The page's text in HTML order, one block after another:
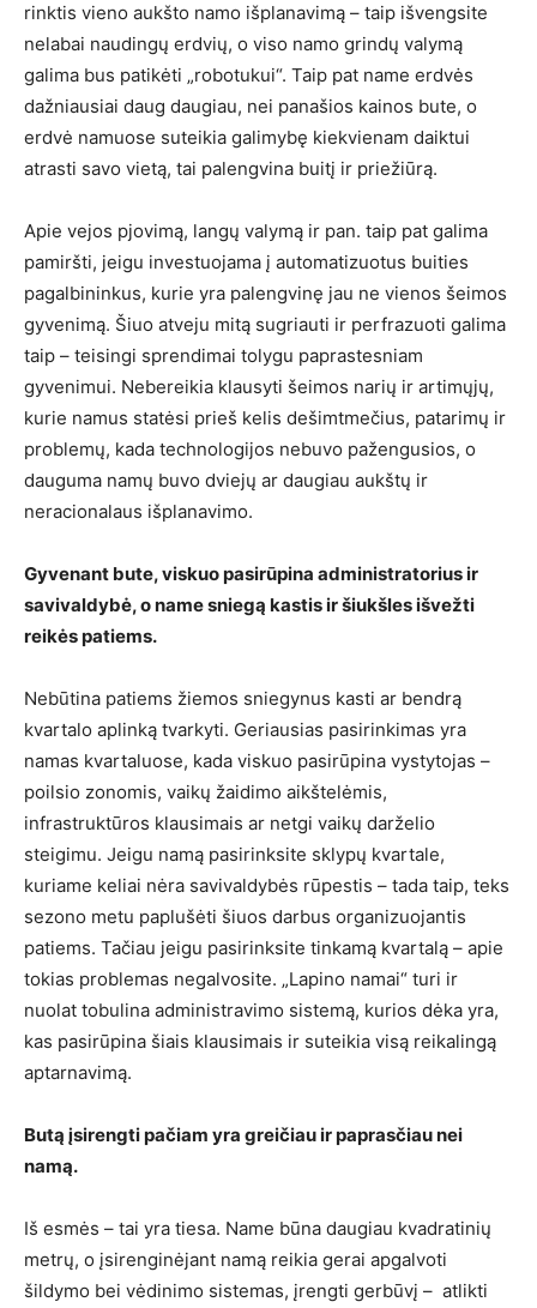
rinktis vieno aukšto namo išplanavimą – taip išvengsite
nelabai naudingų erdvių, o viso namo grindų valymą
galima bus patikėti „robotukui“. Taip pat name erdvės
dažniausiai daug daugiau, nei panašios kainos bute, o
erdvė namuose suteikia galimybę kiekvienam daiktui
atrasti savo vietą, tai palengvina buitį ir priežiūrą.
Apie vejos pjovimą, langų valymą ir pan. taip pat galima
pamiršti, jeigu investuojama į automatizuotus buities
pagalbininkus, kurie yra palengvinę jau ne vienos šeimos
gyvenimą. Šiuo atveju mitą sugriauti ir perfrazuoti galima
taip – teisingi sprendimai tolygu paprastesniam
gyvenimui. Nebereikia klausyti šeimos narių ir artimųjų,
kurie namus statėsi prieš kelis dešimtmečius, patarimų ir
problemų, kada technologijos nebuvo pažengusios, o
dauguma namų buvo dviejų ar daugiau aukštų ir
neracionalaus išplanavimo.
Gyvenant bute, viskuo pasirūpina administratorius ir
savivaldybė, o name sniegą kastis ir šiukšles išvežti
reikės patiems.
Nebūtina patiems žiemos sniegynus kasti ar bendrą
kvartalo aplinką tvarkyti. Geriausias pasirinkimas yra
namas kvartaluose, kada viskuo pasirūpina vystytojas –
poilsio zonomis, vaikų žaidimo aikštelėmis,
infrastruktūros klausimais ar netgi vaikų darželio
steigimu. Jeigu namą pasirinksite sklypų kvartale,
kuriame keliai nėra savivaldybės rūpestis – tada taip, teks
sezono metu paplušėti šiuos darbus organizuojantis
patiems. Tačiau jeigu pasirinksite tinkamą kvartalą – apie
tokias problemas negalvosite. „Lapino namai“ turi ir
nuolat tobulina administravimo sistemą, kurios dėka yra,
kas pasirūpina šiais klausimais ir suteikia visą reikalingą
aptarnavimą.
Butą įsirengti pačiam yra greičiau ir paprasčiau nei
namą.
Iš esmės – tai yra tiesa. Name būna daugiau kvadratinių
metrų, o įsirenginėjant namą reikia gerai apgalvoti
šildymo bei vėdinimo sistemas, įrengti gerbūvį – atlikti